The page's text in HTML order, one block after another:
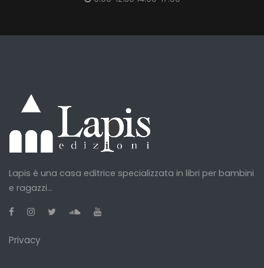
Lapis è una casa editrice specializzata in libri per bambini
e ragazzi...
Privacy